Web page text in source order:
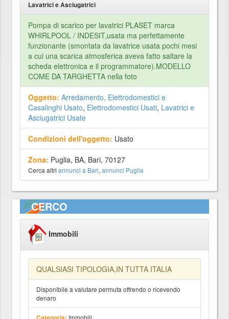
Lavatrici e Asciugatrici
Pompa di scarico per lavatrici PLASET marca
WHIRLPOOL / INDESIT,usata ma perfettamente
funzionante (smontata da lavatrice usata pochi mesi
a cui una scarica atmosferica aveva fatto saltare la
scheda elettronica e il programmatore).MODELLO
COME DA TARGHETTA nella foto
Oggetto: Arredamento, Elettrodomestici e
Casalinghi Usato, Elettrodomestici Usati, Lavatrici e
Asciugatrici Usate
Condizioni dell'oggetto: Usato
Zona: Puglia, BA, Bari, 70127
Cerca altri annunci a Bari, annunci Puglia
CERCO
Immobili
QUALSIASI TIPOLOGIA,IN TUTTA ITALIA
Disponibile a valutare permuta offrendo o ricevendo
denaro
Immobili